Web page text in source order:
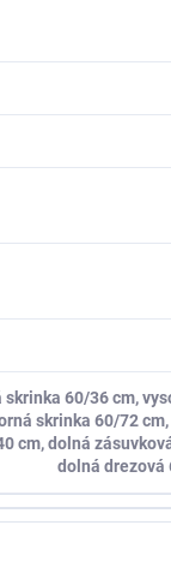
skrinka 60/36 cm,
skrinka 60/72
cm, dolná
dolná drezová